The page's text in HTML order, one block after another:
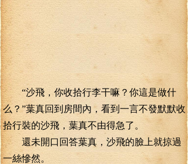
“沙飛，你收拾行李干嘛？你這是做什
么？”葉真回到房間內，看到一言不發默默收
拾行裝的沙飛，葉真不由得急了。
還未開口回答葉真，沙飛的臉上就掠過
一絲慘然。